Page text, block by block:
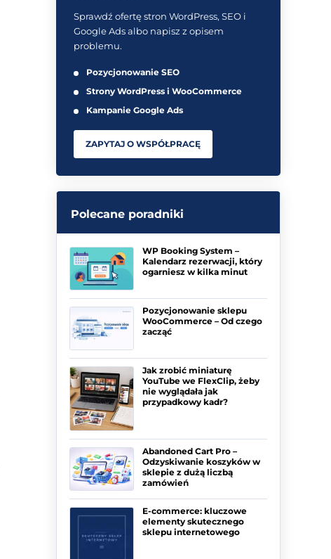
Sprawdź ofertę stron WordPress, SEO i
Google Ads albo napisz z opisem
problemu.
Pozycjonowanie SEO
Strony WordPress i WooCommerce
Kampanie Google Ads
ZAPYTAJ O WSPÓŁPRACĘ
Polecane poradniki
WP Booking System –
Kalendarz rezerwacji, który
ogarniesz w kilka minut
Pozycjonowanie sklepu
WooCommerce – Od czego
zacząć
Jak zrobić miniaturę
YouTube we FlexClip, żeby
nie wyglądała jak
przypadkowy kadr?
Abandoned Cart Pro –
Odzyskiwanie koszyków w
sklepie z dużą liczbą
zamówień
E-commerce: kluczowe
elementy skutecznego
sklepu internetowego